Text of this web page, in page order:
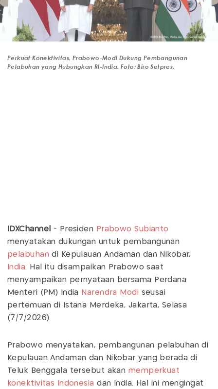
Perkuat Konektivitas, Prabowo-Modi Dukung Pembangunan
Pelabuhan yang Hubungkan RI-India. Foto: Biro Setpres.
IDXChannel - Presiden Prabowo Subianto
menyatakan dukungan untuk pembangunan
pelabuhan di Kepulauan Andaman dan Nikobar,
India. Hal itu disampaikan Prabowo saat
menyampaikan pernyataan bersama Perdana
Menteri (PM) India Narendra Modi seusai
pertemuan di Istana Merdeka, Jakarta, Selasa
(7/7/2026).
Prabowo menyatakan, pembangunan pelabuhan di
Kepulauan Andaman dan Nikobar yang berada di
Teluk Benggala tersebut akan memperkuat
konektivitas
Indonesia dan India. Hal ini mengingat